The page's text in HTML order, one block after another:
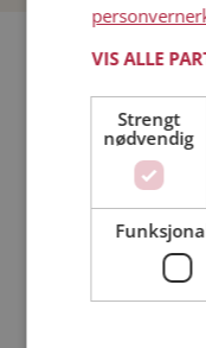
Bli
Jeg er en:
Min alder:
VIS ALLE
Strengt
nødvendig